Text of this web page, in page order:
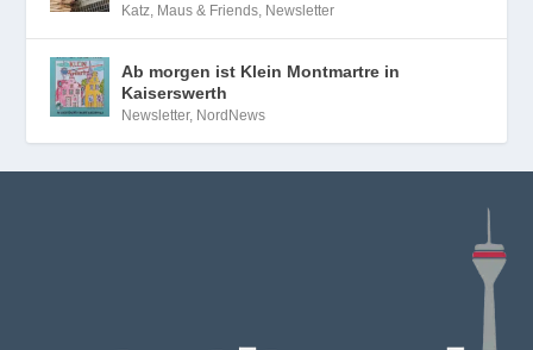
Katz, Maus & Friends, Newsletter
Ab morgen ist Klein Montmartre in
Kaiserswerth
Newsletter, NordNews